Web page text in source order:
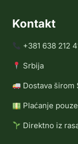
Kontakt
+381 638 212
Srbija
Dostava širom
Plaćanje
Direktno iz